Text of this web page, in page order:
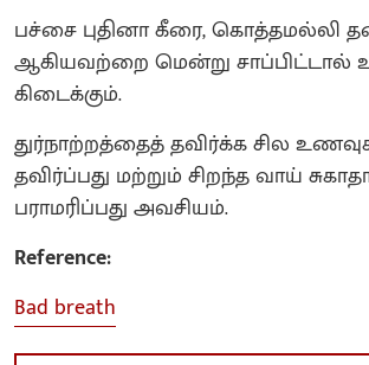
பச்சை புதினா கீரை, கொத்தமல்லி
ஆகியவற்றை மென்று சாப்பிட்டால்
கிடைக்கும்.
துர்நாற்றத்தைத் தவிர்க்க சில
தவிர்ப்பது மற்றும் சிறந்த வாய்
பராமரிப்பது அவசியம்.
Reference:
Bad breath